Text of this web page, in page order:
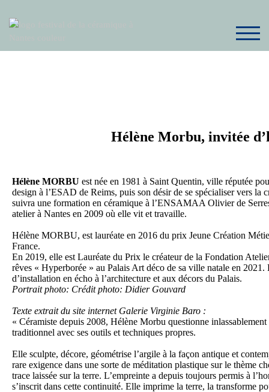
Hélène Morbu, invitée
Hélène MORBU est née en 1981 à Saint Quentin, ville réputée
design à l’ESAD de Reims, puis son désir de se spécialiser vers la
suivra une formation en céramique à l’ENSAMAA Olivier de
atelier à Nantes en 2009 où elle vit et travaille.
Hélène MORBU, est lauréate en 2016 du prix Jeune Création
France.
En 2019, elle est Lauréate du Prix le créateur de la Fondation
rêves « Hyperborée » au Palais Art déco de sa ville natale en
d’installation en écho à l’architecture et aux décors du Palais.
Portrait photo: Crédit photo: Didier Gouvard
Texte extrait du site internet Galerie Virginie Baro :
« Céramiste depuis 2008, Hélène Morbu questionne
traditionnel avec ses outils et techniques propres.
Elle sculpte, décore, géométrise l’argile à la façon antique et
rare exigence dans une sorte de méditation plastique sur le thème
trace laissée sur la terre. L’empreinte a depuis toujours permis à
s’inscrit dans cette continuité. Elle imprime la terre, la transforme